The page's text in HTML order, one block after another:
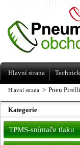
Hlavní strana > Pneu
Kategorie
TPMS-snímače tlaku
Levné pneumatiky
a litá kola Racing
Hlavní strana